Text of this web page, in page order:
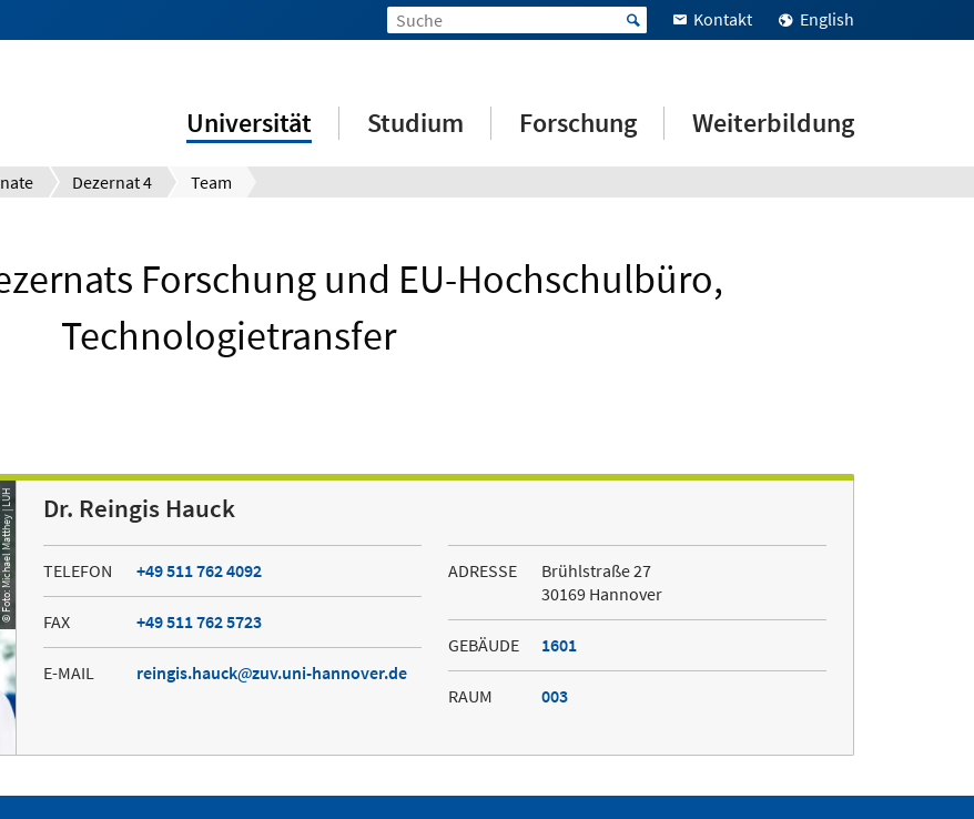
Kontakt English
Universität Studium Forschung Weiterbildung
Dezernat 4 Team
Forschung und EU-Hochschulbüro,
Technologietransfer
Matthey | LUH Dr. Reingis Hauck
TELEFON +49 511 762 4092
FAX +49 511 762 5723
E-MAIL reingis.hauck zuv.uni-hannover.de
ADRESSE
Brühlstraße 27
30169 Hannover
GEBÄUDE 1601
RAUM 003